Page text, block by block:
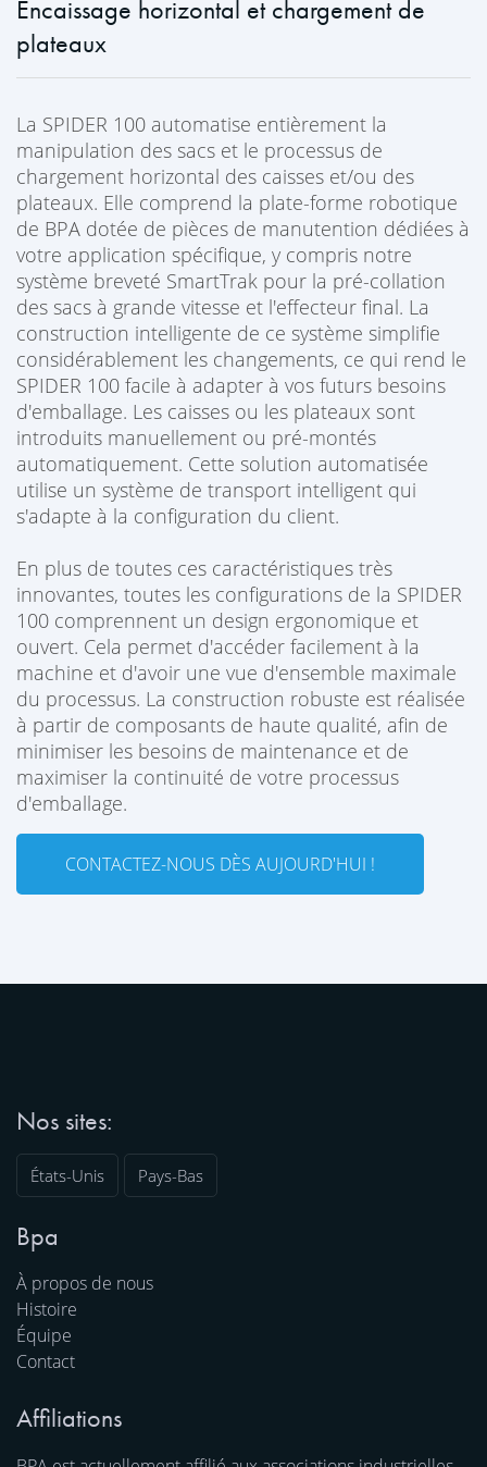
Encaissage horizontal et chargement de
plateaux
La SPIDER 100 automatise entièrement la
manipulation des sacs et le processus de
chargement horizontal des caisses et/ou des
plateaux. Elle comprend la plate-forme robotique
de BPA dotée de pièces de manutention dédiées à
votre application spécifique, y compris notre
système breveté SmartTrak pour la pré-collation
des sacs à grande vitesse et l'effecteur final. La
construction intelligente de ce système simplifie
considérablement les changements, ce qui rend le
SPIDER 100 facile à adapter à vos futurs besoins
d'emballage. Les caisses ou les plateaux sont
introduits manuellement ou pré-montés
automatiquement. Cette solution automatisée
utilise un système de transport intelligent qui
s'adapte à la configuration du client.
En plus de toutes ces caractéristiques très
innovantes, toutes les configurations de la SPIDER
100 comprennent un design ergonomique et
ouvert. Cela permet d'accéder facilement à la
machine et d'avoir une vue d'ensemble maximale
du processus. La construction robuste est réalisée
à partir de composants de haute qualité, afin de
minimiser les besoins de maintenance et de
maximiser la continuité de votre processus
d'emballage.
CONTACTEZ-NOUS DÈS AUJOURD'HUI !
Nos sites:
États-Unis Pays-Bas
Bpa
À propos de nous
Histoire
Équipe
Contact
Affiliations